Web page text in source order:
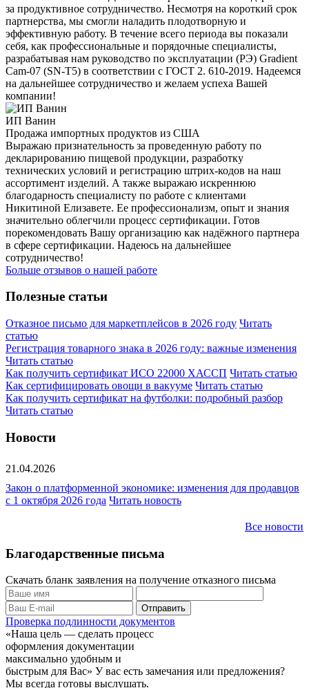
за продуктивное сотрудничество. Несмотря на короткий срок
партнерства, мы смогли наладить плодотворную и
эффективную работу. В течение всего периода вы показали
себя, как профессиональные и порядочные специалисты,
разрабатывая нам руководство по эксплуатации (РЭ) Gradient
Cam-07 (SN-T5) в соответствии с ГОСТ 2. 610-2019. Надеемся
на дальнейшее сотрудничество и желаем успеха Вашей
компании!
ИП Ванин
Продажа импортных продуктов из США
Выражаю признательность за проведенную работу по
декларированию пищевой продукции, разработку
технических условий и регистрацию штрих-кодов на наш
ассортимент изделий. А также выражаю искреннюю
благодарность специалисту по работе с клиентами
Никитиной Елизавете. Ее профессионализм, опыт и знания
значительно облегчили процесс сертификации. Готов
порекомендовать Вашу организацию как надёжного партнера
в сфере сертификации. Надеюсь на дальнейшее
сотрудничество!
Больше отзывов о нашей работе
Полезные статьи
Отказное письмо для маркетплейсов в 2026 году Читать
статью
Регистрация товарного знака в 2026 году: важные изменения
Читать статью
Как получить сертификат ИСО 22000 ХАССП Читать статью
Как сертифицировать овощи в вакууме Читать статью
Как получить сертификат на футболки: подробный разбор
Читать статью
Новости
21.04.2026
Закон о платформенной экономике: изменения для продавцов
с 1 октября 2026 года Читать новость
Все новости
Благодарственные письма
Скачать бланк заявления на получение отказного письма
Проверка подлинности документов
«Наша цель — сделать процесс
оформления документации
максимально удобным и
быстрым для Вас» У вас есть замечания или предложения?
Мы всегда готовы выслушать.